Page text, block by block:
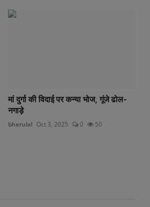
मां दुर्गा की विदाई पर कन्या भोज, गूंजे ढोल-
नगाड़े
bherulal Oct 3, 2025 0 50